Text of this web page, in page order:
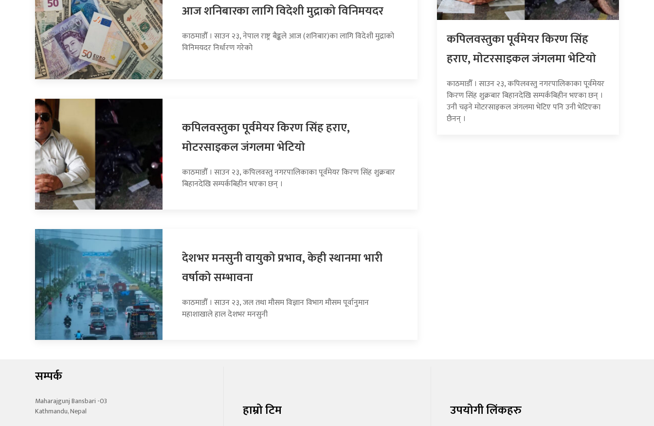
आज शनिबारका लागि विदेशी मुद्राको विनिमयदर
काठमाडौँ । साउन २३, नेपाल राष्ट्र बैङ्कले आज (शनिबार)का लागि विदेशी मुद्राको
विनिमयदर निर्धारण गरेको
कपिलवस्तुका पूर्वमेयर किरण सिंह हराए,
माेटरसाइकल जंगलमा भेटियाे
काठमाडौँ । साउन २३, कपिलवस्तु नगरपालिकाका पूर्वमेयर किरण सिंह शुक्रबार
बिहानदेखि सम्पर्कबिहीन भएका छन् ।
देशभर मनसुनी वायुको प्रभाव, केही स्थानमा भारी
वर्षाको सम्भावना
काठमाडौँ । साउन २३, जल तथा मौसम विज्ञान विभाग मौसम पूर्वानुमान
महाशाखाले हाल देशभर मनसुनी
कपिलवस्तुका पूर्वमेयर किरण सिंह
हराए, माेटरसाइकल जंगलमा भेटियाे
काठमाडौँ । साउन २३, कपिलवस्तु नगरपालिकाका पूर्वमेयर
किरण सिंह शुक्रबार बिहानदेखि सम्पर्कबिहीन भएका छन् ।
उनी चढ्ने मोटरसाइकल जंगलमा भेटिए पनि उनी भेटिएका
छैनन् ।
सम्पर्क
Maharajgunj Bansbari -03
Kathmandu, Nepal
हाम्रो टिम उपयोगी लिंकहरु